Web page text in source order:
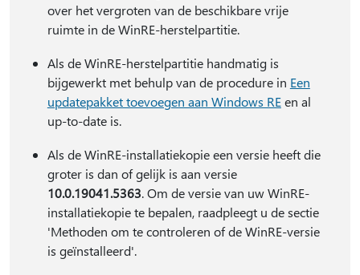
over het vergroten van de beschikbare vrije
ruimte in de WinRE-herstelpartitie.
Als de WinRE-herstelpartitie handmatig is
bijgewerkt met behulp van de procedure in Een
updatepakket toevoegen aan Windows REen al
up-to-date is.
Als de WinRE-installatiekopie een versie heeft die
groter is dan of gelijk is aan versie
10.0.19041.5363. Om de versie van uw WinRE-
installatiekopie te bepalen, raadpleegt u de sectie
'Methoden om te controleren of de WinRE-versie
is geïnstalleerd'.